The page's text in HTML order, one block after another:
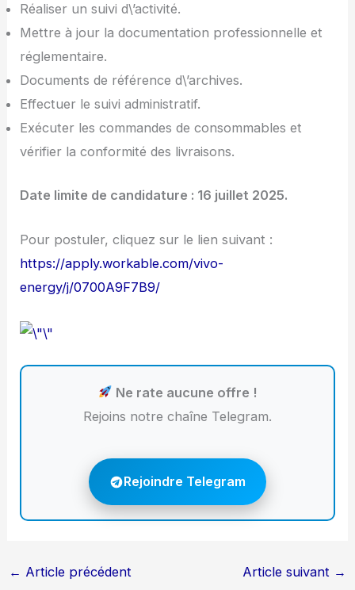
Réaliser un suivi d\’activité.
Mettre à jour la documentation professionnelle et
réglementaire.
Documents de référence d\’archives.
Effectuer le suivi administratif.
Exécuter les commandes de consommables et
vérifier la conformité des livraisons.
Date limite de candidature : 16 juillet 2025.
Pour postuler, cliquez sur le lien suivant :
https://apply.workable.com/vivo-
energy/j/0700A9F7B9/
Ne rate aucune offre !
Rejoins notre chaîne Telegram.
Rejoindre Telegram
← Article précédent Article suivant →